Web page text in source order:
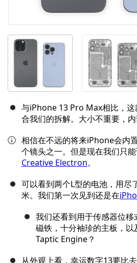
与iPhone 13 Pro Max相比，
合我们的拆解。大小不重要，内
相信在不远的将来iPhone会内
个镜头之一。但是现在我们只
Creative Electron。
可以看到两个L型的电池，用尽
米。我们第一次见到还是在
我们还看到用于传感器位
磁铁，十分袖珍的主板，以
Taptic Engine？
从外观上看，幸运数字13要比